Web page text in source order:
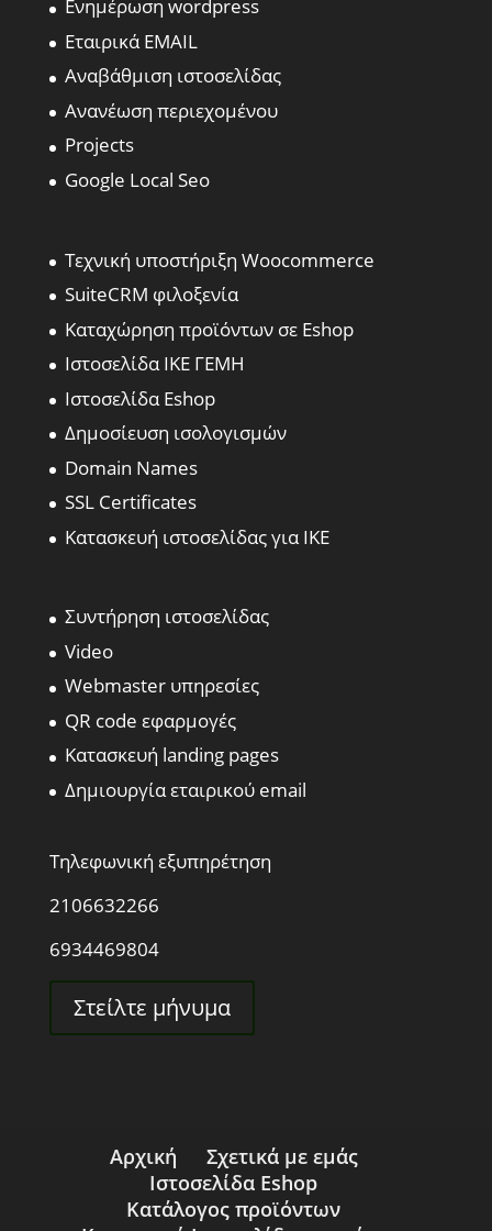
Ενημέρωση wordpress
Εταιρικά EMAIL
Αναβάθμιση ιστοσελίδας
Ανανέωση περιεχομένου
Projects
Google Local Seo
Τεχνική υποστήριξη Woocommerce
SuiteCRM φιλοξενία
Καταχώρηση προϊόντων σε Eshop
Ιστοσελίδα ΙΚΕ ΓΕΜΗ
Ιστοσελίδα Eshop
Δημοσίευση ισολογισμών
Domain Names
SSL Certificates
Κατασκευή ιστοσελίδας για ΙΚΕ
Συντήρηση ιστοσελίδας
Video
Webmaster υπηρεσίες
QR code εφαρμογές
Κατασκευή landing pages
Δημιουργία εταιρικού email
Τηλεφωνική εξυπηρέτηση
2106632266
6934469804
Στείλτε μήνυμα
Αρχική
Σχετικά με εμάς
Ιστοσελίδα Eshop
Κατάλογος προϊόντων